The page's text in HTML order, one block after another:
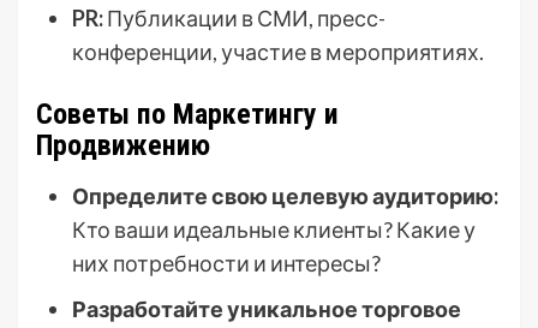
PR:Публикации в СМИ, пресс-
конференции, участие в мероприятиях.
Советы по Маркетингу и
Продвижению
Определите свою целевую аудиторию:
Кто ваши идеальные клиенты? Какие у
них потребности и интересы?
Разработайте уникальное торговое